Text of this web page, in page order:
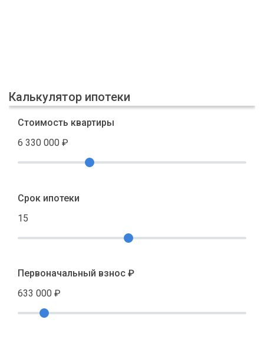
Калькулятор ипотеки
Стоимость квартиры
6 330 000 ₽
Срок ипотеки
15
Первоначальный взнос ₽
633 000 ₽